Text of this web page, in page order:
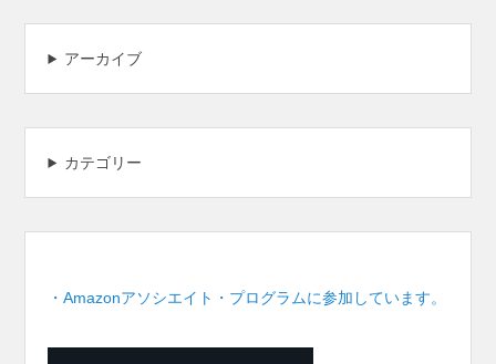
アーカイブ
カテゴリー
・Amazonアソシエイト・プログラムに参加しています。